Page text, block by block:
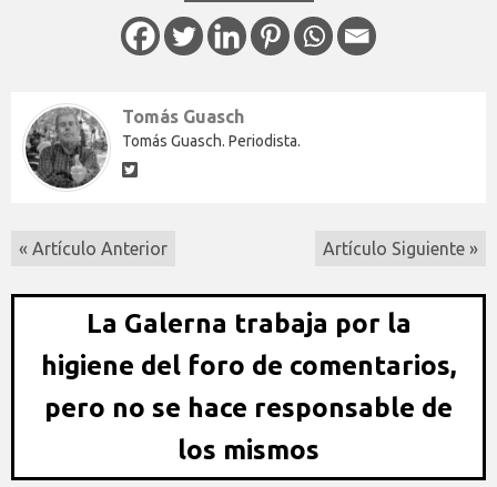
Tomás Guasch
Tomás Guasch. Periodista.
« Artículo Anterior Artículo Siguiente »
La Galerna trabaja por la
higiene del foro de comentarios,
pero no se hace responsable de
los mismos